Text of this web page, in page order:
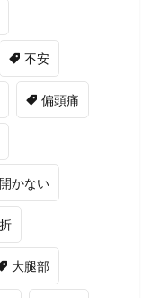
不安
偏頭痛
かない
大腿部